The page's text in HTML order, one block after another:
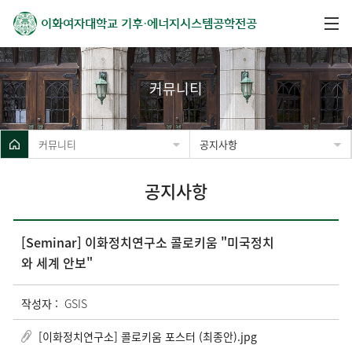
이화여자대학교 기후·에너지시스템공학전공
커뮤니티
커뮤니티 공지사항
공지사항
[Seminar] 이화정치연구소 콜로키움 "미국정치
와 세계 안보"
작성자 : GSIS
[이화정치연구소] 콜로키움 포스터 (최종안).jpg